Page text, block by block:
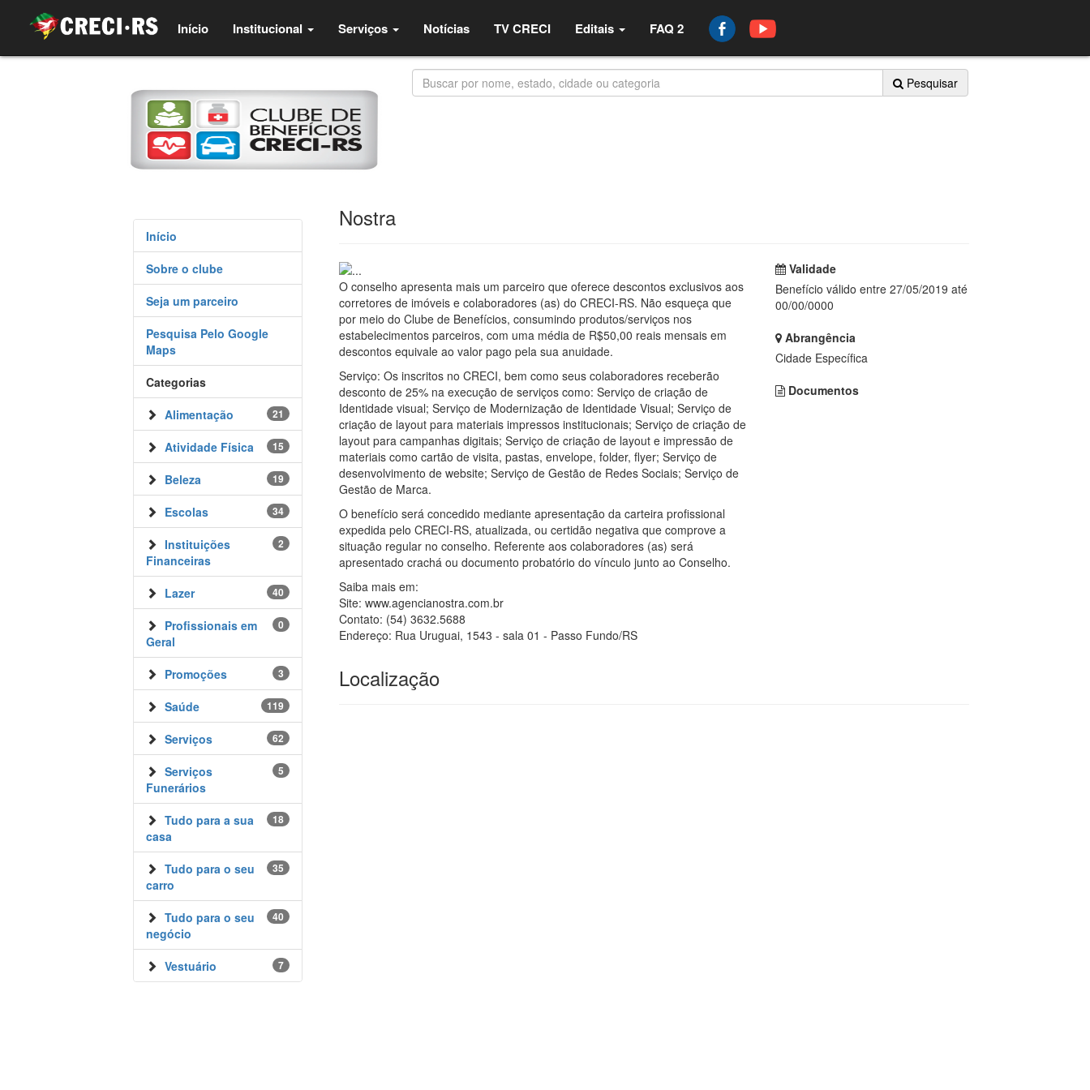
Início(current)Institucional Serviços Notícias TV CRECI Editais FAQ 2
Pesquisar
Início
Sobre o clube
Seja um parceiro
Pesquisa Pelo Google
Maps
Categorias
21
Alimentação
15
Atividade Física
19
Beleza
34
Escolas
2
Instituições
Financeiras
40
Lazer
0
Profissionais em
Geral
3
Promoções
119
Saúde
62
Serviços
5
Serviços
Funerários
18
Tudo para a sua
casa
35
Tudo para o seu
carro
40
Tudo para o seu
negócio
7
Vestuário
Nostra
O conselho apresenta mais um parceiro que oferece descontos exclusivos aos
corretores de imóveis e colaboradores (as) do CRECI-RS. Não esqueça que
por meio do Clube de Benefícios, consumindo produtos/serviços nos
estabelecimentos parceiros, com uma média de R$50,00 reais mensais em
descontos equivale ao valor pago pela sua anuidade.
Serviço: Os inscritos no CRECI, bem como seus colaboradores receberão
desconto de 25% na execução de serviços como: Serviço de criação de
Identidade visual; Serviço de Modernização de Identidade Visual; Serviço de
criação de layout para materiais impressos institucionais; Serviço de criação de
layout para campanhas digitais; Serviço de criação de layout e impressão de
materiais como cartão de visita, pastas, envelope, folder, flyer; Serviço de
desenvolvimento de website; Serviço de Gestão de Redes Sociais; Serviço de
Gestão de Marca.
O benefício será concedido mediante apresentação da carteira profissional
expedida pelo CRECI-RS, atualizada, ou certidão negativa que comprove a
situação regular no conselho. Referente aos colaboradores (as) será
apresentado crachá ou documento probatório do vínculo junto ao Conselho.
Saiba mais em:
Site: www.agencianostra.com.br
Contato: (54) 3632.5688
Endereço: Rua Uruguai, 1543 - sala 01 - Passo Fundo/RS
Validade
Benefício válido entre 27/05/2019 até
00/00/0000
Abrangência
Cidade Específica
Documentos
Localização